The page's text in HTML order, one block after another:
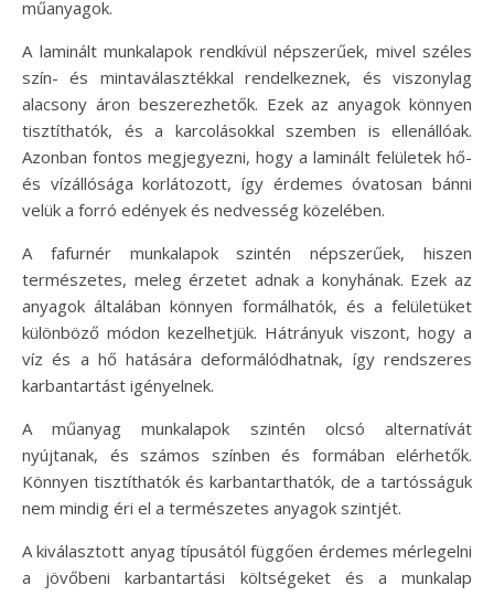
műanyagok.
A laminált munkalapok rendkívül népszerűek, mivel széles
szín- és mintaválasztékkal rendelkeznek, és viszonylag
alacsony áron beszerezhetők. Ezek az anyagok könnyen
tisztíthatók, és a karcolásokkal szemben is ellenállóak.
Azonban fontos megjegyezni, hogy a laminált felületek hő-
és vízállósága korlátozott, így érdemes óvatosan bánni
velük a forró edények és nedvesség közelében.
A fafurnér munkalapok szintén népszerűek, hiszen
természetes, meleg érzetet adnak a konyhának. Ezek az
anyagok általában könnyen formálhatók, és a felületüket
különböző módon kezelhetjük. Hátrányuk viszont, hogy a
víz és a hő hatására deformálódhatnak, így rendszeres
karbantartást igényelnek.
A műanyag munkalapok szintén olcsó alternatívát
nyújtanak, és számos színben és formában elérhetők.
Könnyen tisztíthatók és karbantarthatók, de a tartósságuk
nem mindig éri el a természetes anyagok szintjét.
A kiválasztott anyag típusától függően érdemes mérlegelni
a jövőbeni karbantartási költségeket és a munkalap